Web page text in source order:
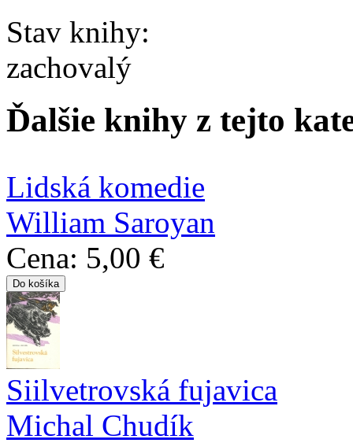
Stav knihy:
zachovalý
Ďalšie knihy z tejto
Lidská komedie
William Saroyan
Cena: 5,00 €
Siilvetrovská fujavica
Michal Chudík